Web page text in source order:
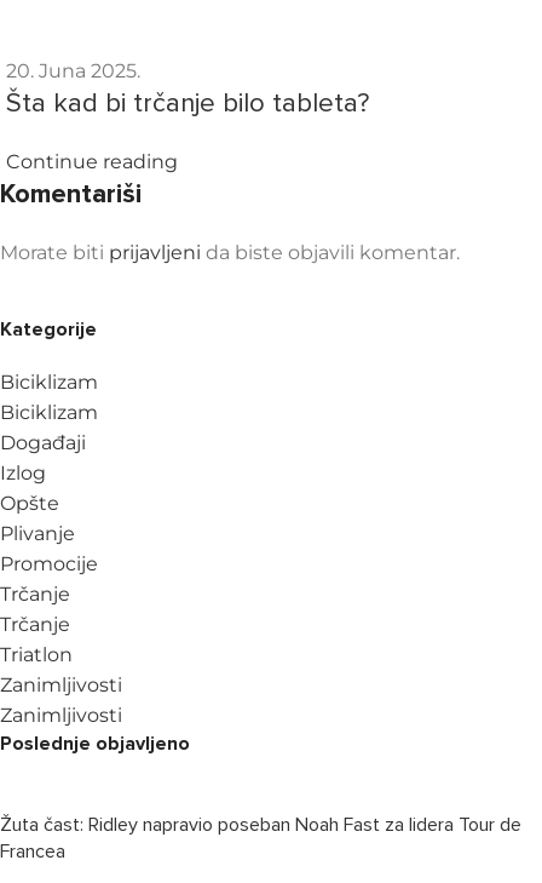
20. Juna 2025.
Šta kad bi trčanje bilo tableta?
Continue reading
Komentariši
Morate biti prijavljeni da biste objavili komentar.
Kategorije
Biciklizam
Biciklizam
Događaji
Izlog
Opšte
Plivanje
Promocije
Trčanje
Trčanje
Triatlon
Zanimljivosti
Zanimljivosti
Poslednje objavljeno
Žuta čast: Ridley napravio poseban Noah Fast za lidera Tour de
Francea